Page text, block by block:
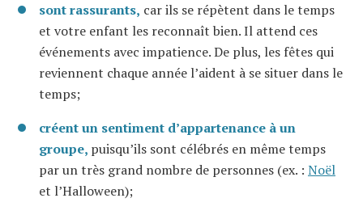
sont rassurants, car ils se répètent dans le temps
et votre enfant les reconnaît bien. Il attend ces
événements avec impatience. De plus, les fêtes qui
reviennent chaque année l’aident à se situer dans le
temps;
créent un sentiment d’appartenance à un
groupe, puisqu’ils sont célébrés en même temps
par un très grand nombre de personnes (ex. : Noël
et l’Halloween);